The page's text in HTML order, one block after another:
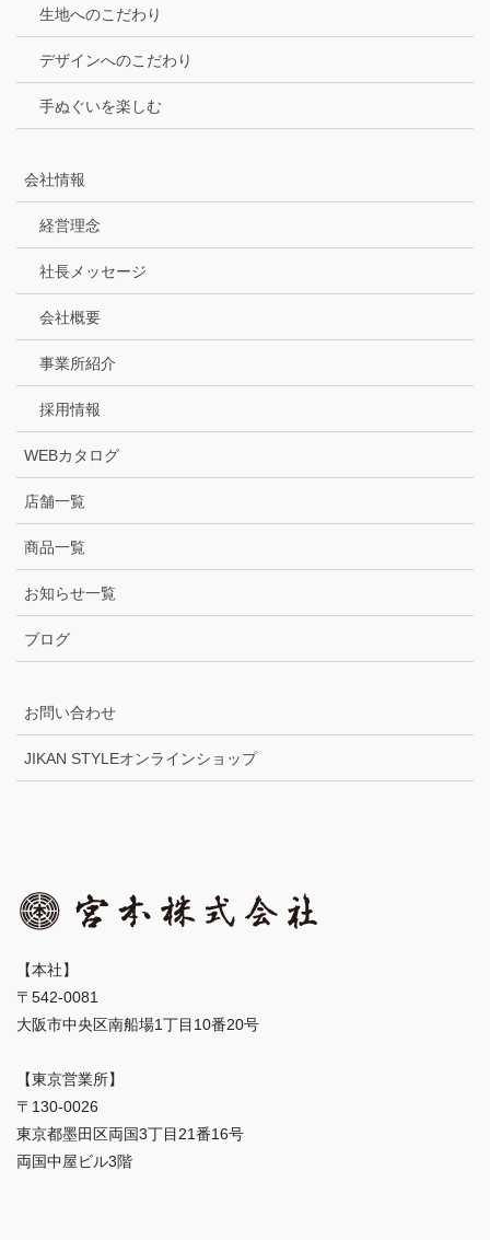
生地へのこだわり
デザインへのこだわり
手ぬぐいを楽しむ
会社情報
経営理念
社長メッセージ
会社概要
事業所紹介
採用情報
WEBカタログ
店舗一覧
商品一覧
お知らせ一覧
ブログ
お問い合わせ
JIKAN STYLEオンラインショップ
【本社】
〒542-0081
大阪市中央区南船場1丁目10番20号
【東京営業所】
〒130-0026
東京都墨田区両国3丁目21番16号
両国中屋ビル3階